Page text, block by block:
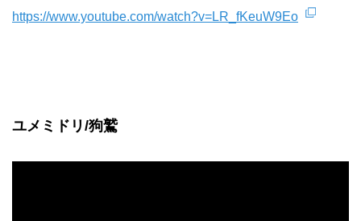
https://www.youtube.com/watch?v=LR_fKeuW9Eo
ユメミドリ/狗鷲